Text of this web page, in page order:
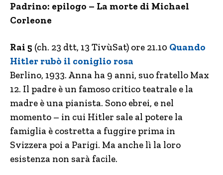
Padrino: epilogo – La morte di Michael
Corleone
Rai 5 (ch. 23 dtt, 13 TivùSat) ore 21.10 Quando
Hitler rubò il coniglio rosa
Berlino, 1933. Anna ha 9 anni, suo fratello Max
12. Il padre è un famoso critico teatrale e la
madre è una pianista. Sono ebrei, e nel
momento – in cui Hitler sale al potere la
famiglia è costretta a fuggire prima in
Svizzera poi a Parigi. Ma anche lì la loro
esistenza non sarà facile.